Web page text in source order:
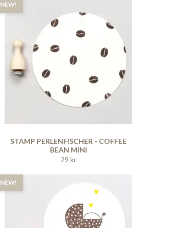
NEW!
STAMP PERLENFISCHER - COFFEE
BEAN MINI
29 kr
NEW!